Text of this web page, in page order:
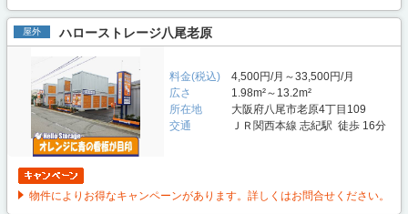
屋外 ハローストレージ八尾老原
料金(税込)
4,500円/月～33,500円/月
広さ
1.98m²～13.2m²
所在地
大阪府八尾市老原4丁目109
交通
ＪＲ関西本線 志紀駅 徒歩 16分
物件によりお得なキャンペーンがあります。詳しくはお問合せください。